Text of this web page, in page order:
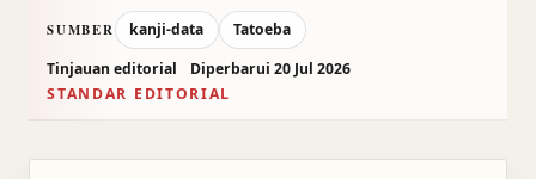
SUMBER kanji-data
Tatoeba
Tinjauan editorial
Diperbarui 20 Jul 2026
STANDAR EDITORIAL